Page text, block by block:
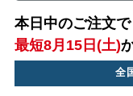
本日中のご注文で
最短8月15日(土)
全